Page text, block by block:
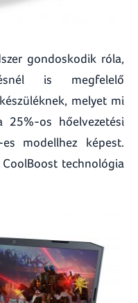
gondoskodik róla,
is megfelelő
melyet mi
os hőelvezetési
modellhez képest.
technológia